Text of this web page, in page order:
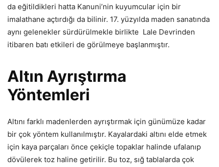
da eğitildikleri hatta Kanuni’nin kuyumcular için bir
imalathane açtırdığı da bilinir. 17. yüzyılda maden sanatında
aynı gelenekler sürdürülmekle birlikte Lale Devrinden
itibaren batı etkileri de görülmeye başlanmıştır.
Altın Ayrıştırma
Yöntemleri
Altını farklı madenlerden ayrıştırmak için günümüze kadar
bir çok yöntem kullanılmıştır. Kayalardaki altını elde etmek
için kaya parçaları önce çekiçle topaklar halinde ufalanıp
dövülerek toz haline getirilir. Bu toz, sığ tablalarda çok